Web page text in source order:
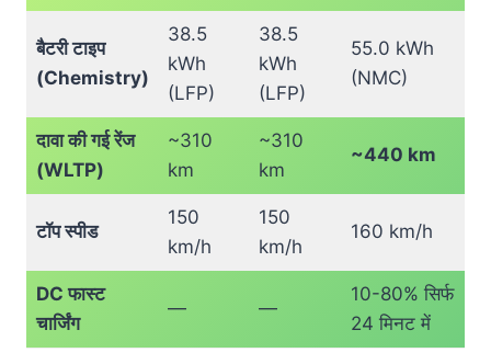
बैटरी टाइप
(Chemistry)
38.5
kWh
(LFP)
38.5
kWh
(LFP)
55.0 kWh
(NMC)
दावा की गई रेंज
(WLTP)
~310
km
~310
km
~440 km
टॉप स्पीड
150
km/h
150
km/h
160 km/h
DC फास्ट
चार्जिंग
— —
10-80% सिर्फ
24 मिनट में